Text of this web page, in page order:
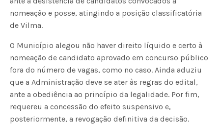
nomeação e posse, atingindo a posição classificatória
de Vilma.
O Município alegou não haver direito líquido e certo à
nomeação de candidato aprovado em concurso público
fora do número de vagas, como no caso. Ainda aduziu
que a Administração deve se ater às regras do edital,
ante a obediência ao princípio da legalidade. Por fim,
requereu a concessão do efeito suspensivo e,
posteriormente, a revogação definitiva da decisão.